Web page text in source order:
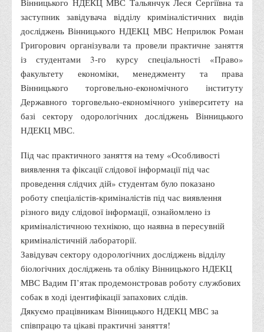
Адміністрація
Факультети
Обліково-фінансовий
Торгівлі, маркетингу та сфери обслуговування
Економіки, менеджменту та права
Кафедри
Маркетингу та реклами
Туризму та готельно-ресторанної справи
Фізичного виховання та спорту
Інноваційної економіки та цифрових технологій
Психології
Обліку та оподаткування
Фінансів
Вінницького НДЕКЦ МВС Тальянчук Леся Сергіївна та
заступник завідувача відділу криміналістичних видів
досліджень Вінницького НДЕКЦ МВС Неприлюк Роман
Григорович організували та провели практичне заняття
із студентами 3-го курсу спеціальності «Право»
факультету економіки, менеджменту та права
Вінницького торговельно-економічного інституту
Державного торговельно-економічного університету на
базі сектору одорологічних досліджень Вінницького
НДЕКЦ МВС.
Під час практичного заняття на тему «Особливості
виявлення та фіксації слідової інформації під час
проведення слідчих дій» студентам було показано
роботу спеціалістів-криміналістів під час виявлення
різного виду слідової інформації, ознайомлено із
криміналістичною технікою, що наявна в пересувній
криміналістичній лабораторії.
Завідувач сектору одорологічних досліджень відділу
біологічних досліджень та обліку Вінницького НДЕКЦ
МВС Вадим П’ятак продемонстровав роботу службових
собак в ході ідентифікації запахових слідів.
Дякуємо працівникам Вінницького НДЕКЦ МВС за
співпрацю та цікаві практичні заняття!